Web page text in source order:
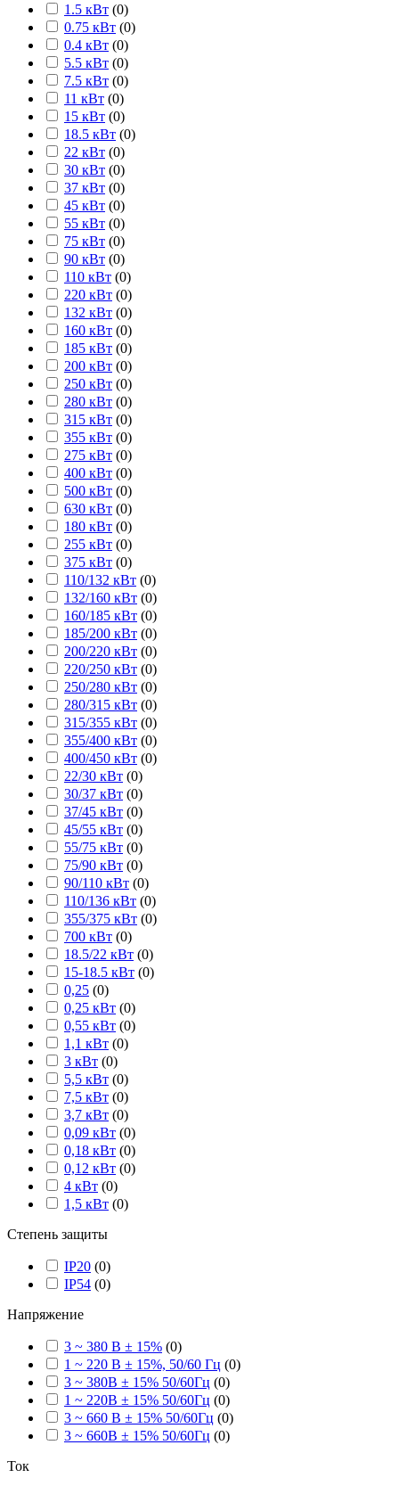
1.5 кВт (0)
0.75 кВт (0)
0.4 кВт (0)
5.5 кВт (0)
7.5 кВт (0)
11 кВт (0)
15 кВт (0)
18.5 кВт (0)
22 кВт (0)
30 кВт (0)
37 кВт (0)
45 кВт (0)
55 кВт (0)
75 кВт (0)
90 кВт (0)
110 кВт (0)
220 кВт (0)
132 кВт (0)
160 кВт (0)
185 кВт (0)
200 кВт (0)
250 кВт (0)
280 кВт (0)
315 кВт (0)
355 кВт (0)
275 кВт (0)
400 кВт (0)
500 кВт (0)
630 кВт (0)
180 кВт (0)
255 кВт (0)
375 кВт (0)
110/132 кВт (0)
132/160 кВт (0)
160/185 кВт (0)
185/200 кВт (0)
200/220 кВт (0)
220/250 кВт (0)
250/280 кВт (0)
280/315 кВт (0)
315/355 кВт (0)
355/400 кВт (0)
400/450 кВт (0)
22/30 кВт (0)
30/37 кВт (0)
37/45 кВт (0)
45/55 кВт (0)
55/75 кВт (0)
75/90 кВт (0)
90/110 кВт (0)
110/136 кВт (0)
355/375 кВт (0)
700 кВт (0)
18.5/22 кВт (0)
15-18.5 кВт (0)
0,25 (0)
0,25 кВт (0)
0,55 кВт (0)
1,1 кВт (0)
3 кВт (0)
5,5 кВт (0)
7,5 кВт (0)
3,7 кВт (0)
0,09 кВт (0)
0,18 кВт (0)
0,12 кВт (0)
4 кВт (0)
1,5 кВт (0)
Степень защиты
IP20 (0)
IP54 (0)
Напряжение
3 ~ 380 В ± 15% (0)
1 ~ 220 В ± 15%, 50/60 Гц (0)
3 ~ 380В ± 15% 50/60Гц (0)
1 ~ 220В ± 15% 50/60Гц (0)
3 ~ 660 В ± 15% 50/60Гц (0)
3 ~ 660В ± 15% 50/60Гц (0)
Ток